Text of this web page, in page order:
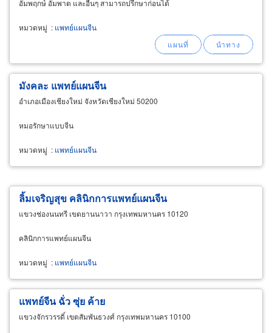
อัมพฤกษ์ อัมพาต และอื่นๆ สามารถปรึกษาก่อนได้
หมวดหมู่ : แพทย์แผนจีน
มังคละ แพทย์แผนจีน
อำเภอเมืองเชียงใหม่ จังหวัดเชียงใหม่ 50200
หมอรักษาแบบจีน
หมวดหมู่ : แพทย์แผนจีน
ลิ้มเจริญสุข คลินิกการแพทย์แผนจีน
แขวงช่องนนทรี เขตยานนาวา กรุงเทพมหานคร 10120
คลินิกการแพทย์แผนจีน
หมวดหมู่ : แพทย์แผนจีน
แพทย์จีน ฉั่ว ซุ่ย ค้าย
แขวงจักรวรรดิ์ เขตสัมพันธวงศ์ กรุงเทพมหานคร 10100